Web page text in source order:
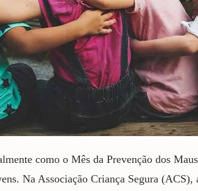
como o Mês da Prevenção dos
Na Associação Criança Segura